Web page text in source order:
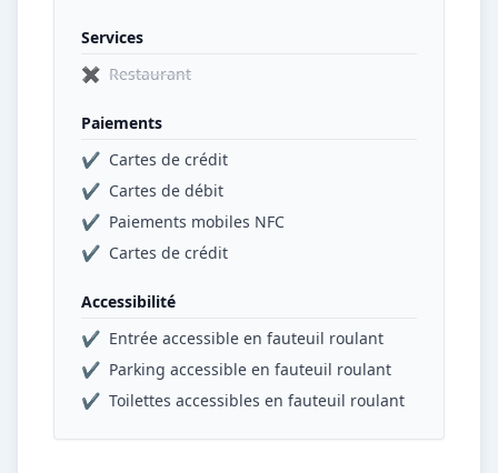
Services
✖ Restaurant
Paiements
✔ Cartes de crédit
✔ Cartes de débit
✔ Paiements mobiles NFC
✔ Cartes de crédit
Accessibilité
✔ Entrée accessible en fauteuil roulant
✔ Parking accessible en fauteuil roulant
✔ Toilettes accessibles en fauteuil roulant